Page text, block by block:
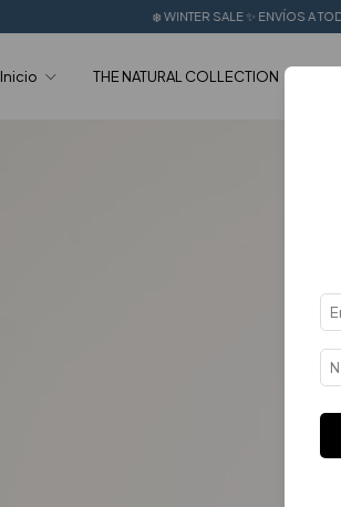
❄️ WINTER SALE ✨ ENVÍOS A TODO EL PAÍS 🔥 + 6
Inicio THE NATURAL COLLECTION